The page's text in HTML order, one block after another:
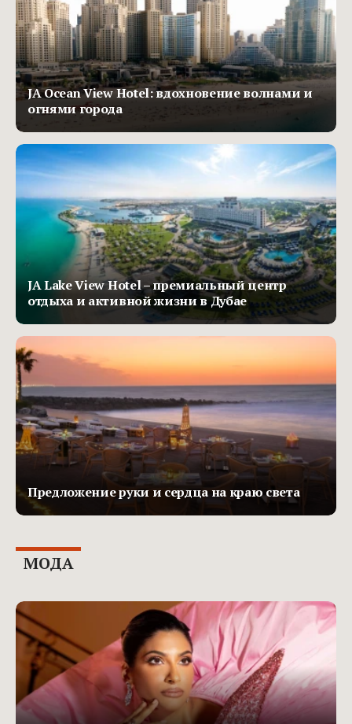
JA Ocean View Hotel: вдохновение волнами и
огнями города
JA Lake View Hotel – премиальный центр
отдыха и активной жизни в Дубае
Предложение руки и сердца на краю света
МОДА